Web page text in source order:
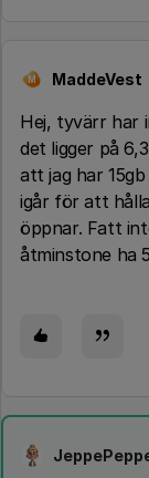
M MaddeVest
Hej, tyvärr har
det ligger på
att jag har
igår för att
öppnar. Fatt
åtminstone ha